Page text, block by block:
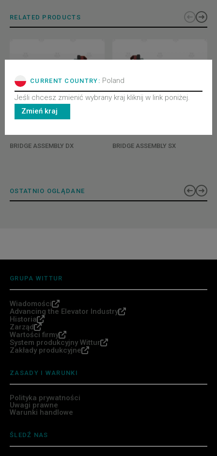
RELATED PRODUCTS
BRIDGE ASSEMBLY DX BRIDGE ASSEMBLY SX
OSTATNIO OGLĄDANE
GRUPA WITTUR
Wiadomości
Advancing the Elevator Industry
Historia
Zarząd
Wartości firmy
System produkcyjny Wittur
Zakłady produkcyjne
ZASADY I WARUNKI
Polityka prywatności
Uwagi prawne
Warunki handlowe
ŚLEDŹ NAS
CURRENT COUNTRY: Poland
Jeśli chcesz zmienić wybrany kraj kliknij w link poniżej.
Zmień kraj